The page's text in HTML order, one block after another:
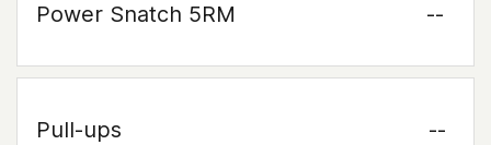
Power Snatch 5RM
--
Pull-ups
--